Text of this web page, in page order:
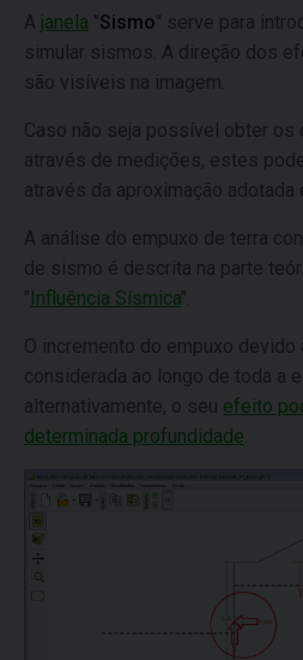
A janela "Sismo" serve para
simular sismos. A direção dos
são visíveis na imagem.
Caso não seja possível obter os
através de medições, estes
através da aproximação adotada
A análise do empuxo de terra
de sismo é descrita na parte
"Influência Sísmica".
O incremento do empuxo
considerada ao longo de toda a
alternativamente, o seu efeito
determinada profundidade